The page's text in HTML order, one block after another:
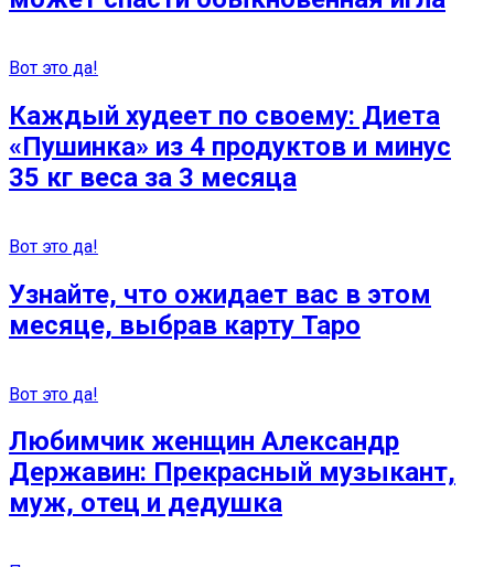
Вот это да!
Каждый худеет по своему: Диета
«Пушинка» из 4 продуктов и минус
35 кг веса за 3 месяца
Вот это да!
Узнайте, что ожидает вас в этом
месяце, выбрав карту Таро
Вот это да!
Любимчик женщин Александр
Державин: Прекрасный музыкант,
муж, отец и дедушка